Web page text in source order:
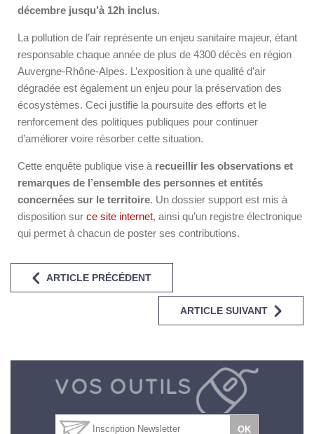
décembre jusqu’à 12h inclus.
La pollution de l’air représente un enjeu sanitaire majeur, étant
responsable chaque année de plus de 4300 décès en région
Auvergne-Rhône-Alpes. L’exposition à une qualité d’air
dégradée est également un enjeu pour la préservation des
écosystèmes. Ceci justifie la poursuite des efforts et le
renforcement des politiques publiques pour continuer
d’améliorer voire résorber cette situation.
Cette enquête publique vise à recueillir les observations et
remarques de l’ensemble des personnes et entités
concernées sur le territoire. Un dossier support est mis à
disposition sur ce site internet, ainsi qu’un registre électronique
qui permet à chacun de poster ses contributions.
ARTICLE PRÉCÉDENT
ARTICLE SUIVANT